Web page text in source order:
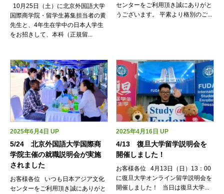
10月25日（土）に北京外国語大学
国際商学院・留学生募集担当者の黄
先生と、4年生在学中の日本人学生
をお招きして、本科（正規留...
センターをご利用頂き誠にありがと
うございます。 平素より格別のご...
2025年6月4日 UP
5/24 北京外国語大学国際商
学院主催の就職説明会が実施
されました
お客様各位 いつも日本アジア文化
センターをご利用頂き誠にありがと
2025年4月16日 UP
4/13 復旦大学留学説明会を
開催しました！
お客様各位 4月13日（日）13：00
に復旦大学オンライン留学説明会を
開催しました！ 当日は復旦大学...